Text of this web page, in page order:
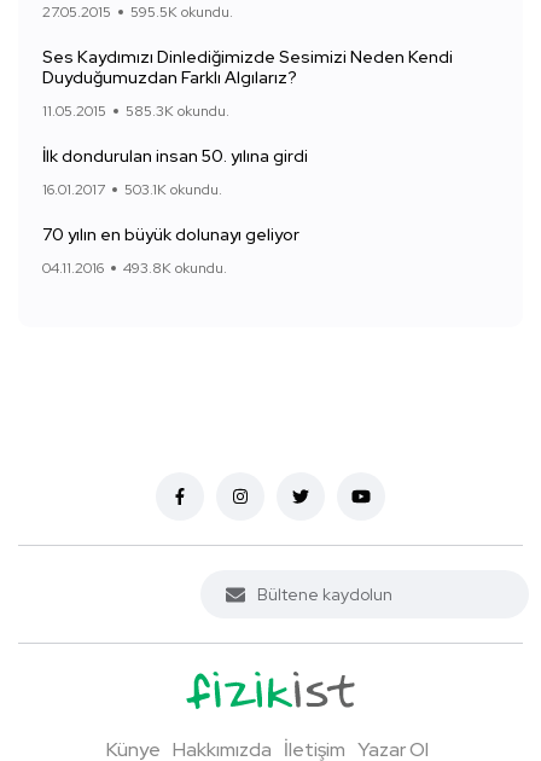
27.05.2015 595.5K okundu.
Ses Kaydımızı Dinlediğimizde Sesimizi Neden Kendi
Duyduğumuzdan Farklı Algılarız?
11.05.2015 585.3K okundu.
İlk dondurulan insan 50. yılına girdi
16.01.2017 503.1K okundu.
70 yılın en büyük dolunayı geliyor
04.11.2016 493.8K okundu.
Künye Hakkımızda İletişim Yazar Ol